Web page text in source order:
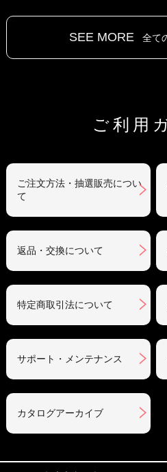
SEE MORE 全て
ご利用
ご注文方法・抽選販売につい
て
返品・交換について
特定商取引法について
サポート・メンテナンス
カタログアーカイブ